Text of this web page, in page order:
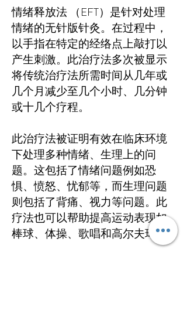
情绪释放法 （EFT）是针对处理
情绪的无针版针灸。在过程中，
以手指在特定的经络点上敲打以
产生刺激。此治疗法多次被显示
将传统治疗法所需时间从几年或
几个月减少至几个小时、几分钟
或十几个疗程。
此治疗法被证明有效在临床环境
下处理多种情绪、生理上的问
题。这包括了情绪问题例如恐
惧、愤怒、忧郁等，而生理问题
则包括了背痛、视力等问题。此
疗法也可以帮助提高运动表现如
棒球、体操、歌唱和高尔夫球。